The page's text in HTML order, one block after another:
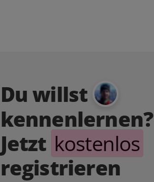
Du willst
kennenlernen?
Jetzt kostenlos
registrieren